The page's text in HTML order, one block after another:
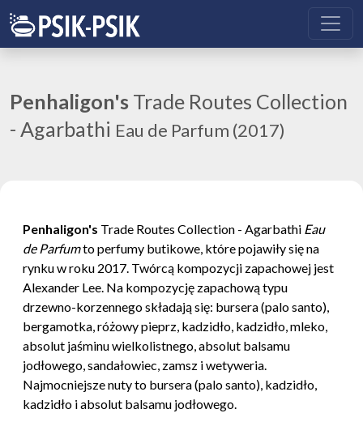
Penhaligon's Trade Routes Collection
- Agarbathi Eau de Parfum (2017)
Penhaligon's Trade Routes Collection - Agarbathi Eau
de Parfumto perfumy butikowe, które pojawiły się na
rynku w roku 2017. Twórcą kompozycji zapachowej jest
Alexander Lee. Na kompozycję zapachową typu
drzewno-korzennego składają się: bursera (palo santo),
bergamotka, różowy pieprz, kadzidło, kadzidło, mleko,
absolut jaśminu wielkolistnego, absolut balsamu
jodłowego, sandałowiec, zamsz i wetyweria.
Najmocniejsze nuty to bursera (palo santo), kadzidło,
kadzidło i absolut balsamu jodłowego.